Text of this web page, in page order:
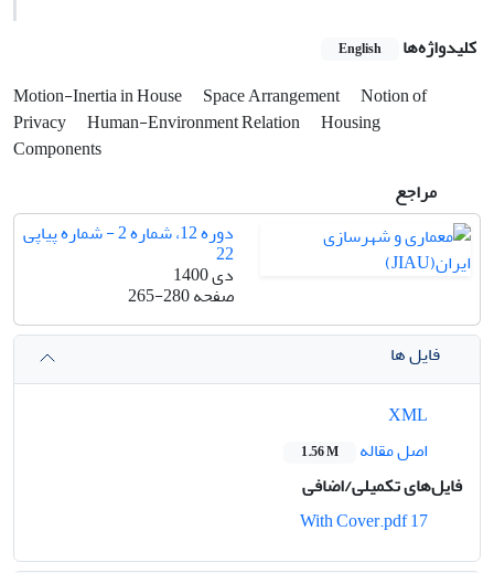
کلیدواژه‌ها English
Motion-Inertia in House Space Arrangement Notion of
Privacy
Human-Environment Relation
Housing
Components
مراجع
دوره 12، شماره 2 - شماره پیاپی
22
دی 1400
صفحه265-280
فایل ها
اصل مقاله
1.56 M
فایل‌های تکمیلی/اضافی